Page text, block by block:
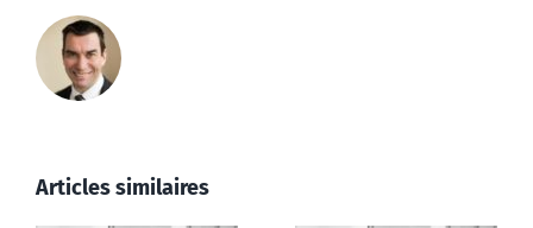
Articles similaires